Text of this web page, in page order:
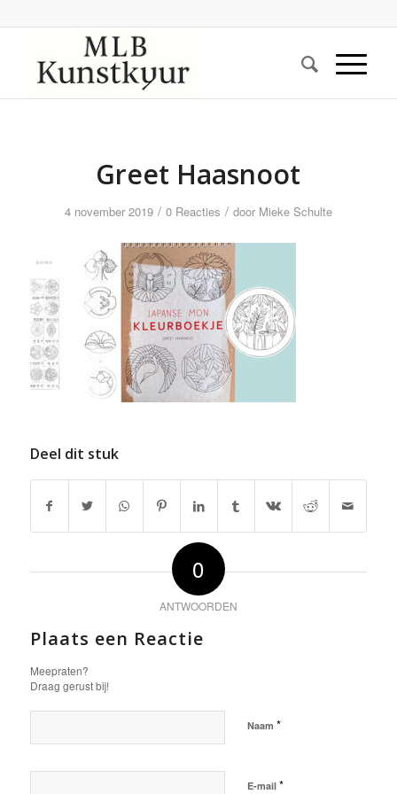
Greet Haasnoot
4 november 2019 / 0 Reacties / door Mieke Schulte
Deel dit stuk
0
ANTWOORDEN
Plaats een Reactie
Meepraten?
Draag gerust bij!
Naam *
E-mail *